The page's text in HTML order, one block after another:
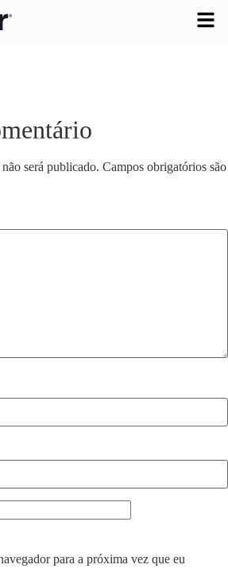
será publicado. Campos obrigatórios são
para a próxima vez que eu